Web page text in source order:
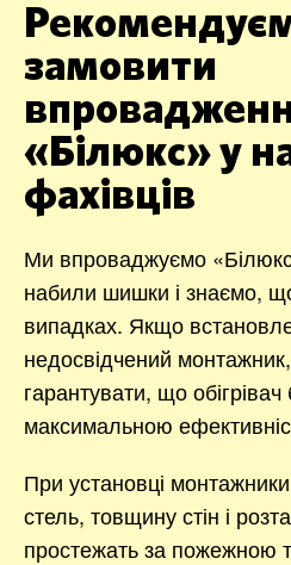
замовити
«Білюкс» у
фахівців
Ми впроваджуємо
набили шишки і знаємо,
випадках. Якщо
недосвідчений
гарантувати, що
максимальною
При установці
стель, товщину стін і
простежать за пожежною